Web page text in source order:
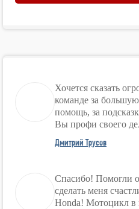
Хочется сказать
команде за
помощь, за
Вы профи своего
Дмитрий Трусов
Спасибо! Помогли
сделать меня
Honda! Мотоцикл в